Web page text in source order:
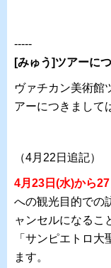
-----
[みゅう]ツアーに
ヴァチカン美術館
アーにつきまして
（4月22日追記）
4月23日(水)から
への観光目的での
ャンセルになるこ
「サンピエトロ
ます。